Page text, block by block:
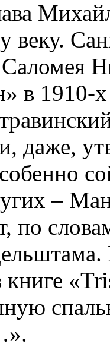
веку.
в 1910-
даже,
–
по
книге